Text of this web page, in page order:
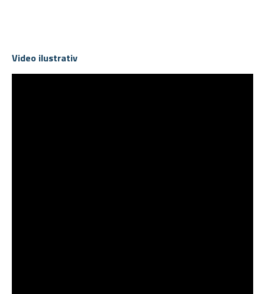
Video ilustrativ